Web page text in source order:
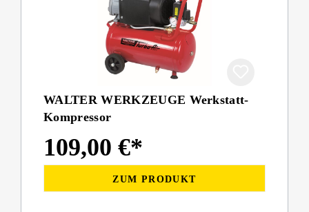
WALTER WERKZEUGE Werkstatt-
Kompressor
109,00 €*
ZUM PRODUKT